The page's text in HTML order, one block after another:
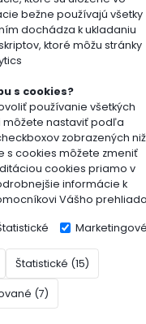
bežne používajú všetky
dochádza k ukladaniu
ktoré môžu stránky
s cookies?
používanie všetkých
môžete nastaviť podľa
zobrazených
s cookies môžete zmeniť
cookies priamo v
informácie k
Vášho
Marketingové
Štatistické (15)
(7)